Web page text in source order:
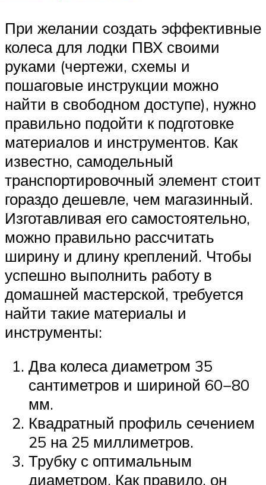
При желании создать эффективные
колеса для лодки ПВХ своими
руками (чертежи, схемы и
пошаговые инструкции можно
найти в свободном доступе), нужно
правильно подойти к подготовке
материалов и инструментов. Как
известно, самодельный
транспортировочный элемент стоит
гораздо дешевле, чем магазинный.
Изготавливая его самостоятельно,
можно правильно рассчитать
ширину и длину креплений. Чтобы
успешно выполнить работу в
домашней мастерской, требуется
найти такие материалы и
инструменты:
Два колеса диаметром 35
сантиметров и шириной 60−80
мм.
Квадратный профиль сечением
25 на 25 миллиметров.
Трубку с оптимальным
диаметром. Как правило, он